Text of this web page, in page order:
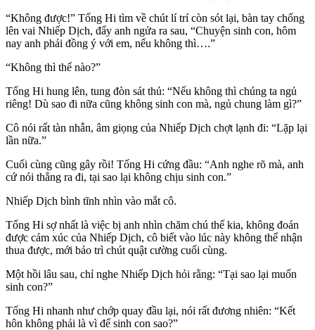
“Không được!” Tống Hi tìm về chút lí trí còn sót lại, bàn tay chống
lên vai Nhiếp Dịch, đẩy anh ngửa ra sau, “Chuyện sinh con, hôm
nay anh phải đồng ý với em, nếu không thì….”
“Không thì thế nào?”
Tống Hi hung lên, tung đòn sát thủ: “Nếu không thì chúng ta ngủ
riêng! Dù sao đi nữa cũng không sinh con mà, ngủ chung làm gì?”
Cô nói rất tàn nhẫn, âm giọng của Nhiếp Dịch chợt lạnh đi: “Lặp lại
lần nữa.”
Cuối cùng cũng gây rồi! Tống Hi cứng đầu: “Anh nghe rõ mà, anh
cứ nói thẳng ra đi, tại sao lại không chịu sinh con.”
Nhiếp Dịch bình tĩnh nhìn vào mắt cô.
Tống Hi sợ nhất là việc bị anh nhìn chăm chú thế kia, không đoán
được cảm xúc của Nhiếp Dịch, cô biết vào lúc này không thể nhận
thua được, mới bảo trì chút quật cường cuối cùng.
Một hồi lâu sau, chỉ nghe Nhiếp Dịch hỏi rằng: “Tại sao lại muốn
sinh con?”
Tống Hi nhanh như chớp quay đầu lại, nói rất đương nhiên: “Kết
hôn không phải là vì để sinh con sao?”